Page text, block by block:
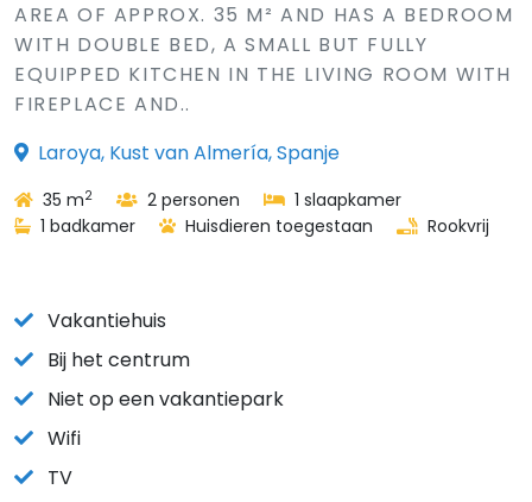
AREA OF APPROX. 35 M² AND HAS A BEDROOM
WITH DOUBLE BED, A SMALL BUT FULLY
EQUIPPED KITCHEN IN THE LIVING ROOM WITH
FIREPLACE AND..
Laroya, Kust van Almería, Spanje
35 m2 2 personen
1 slaapkamer
1 badkamer
Huisdieren toegestaan Rookvrij
Vakantiehuis
Bij het centrum
Niet op een vakantiepark
Wifi
TV